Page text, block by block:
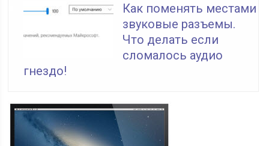
Как поменять местами
звуковые разъемы.
Что делать если
сломалось аудио
гнездо!